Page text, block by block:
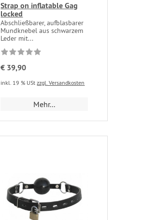
Strap on inflatable Gag
locked
Abschließbarer, aufblasbarer
Mundknebel aus schwarzem
Leder mit...
€ 39,90
inkl. 19 % UStzzgl. Versandkosten
Mehr...